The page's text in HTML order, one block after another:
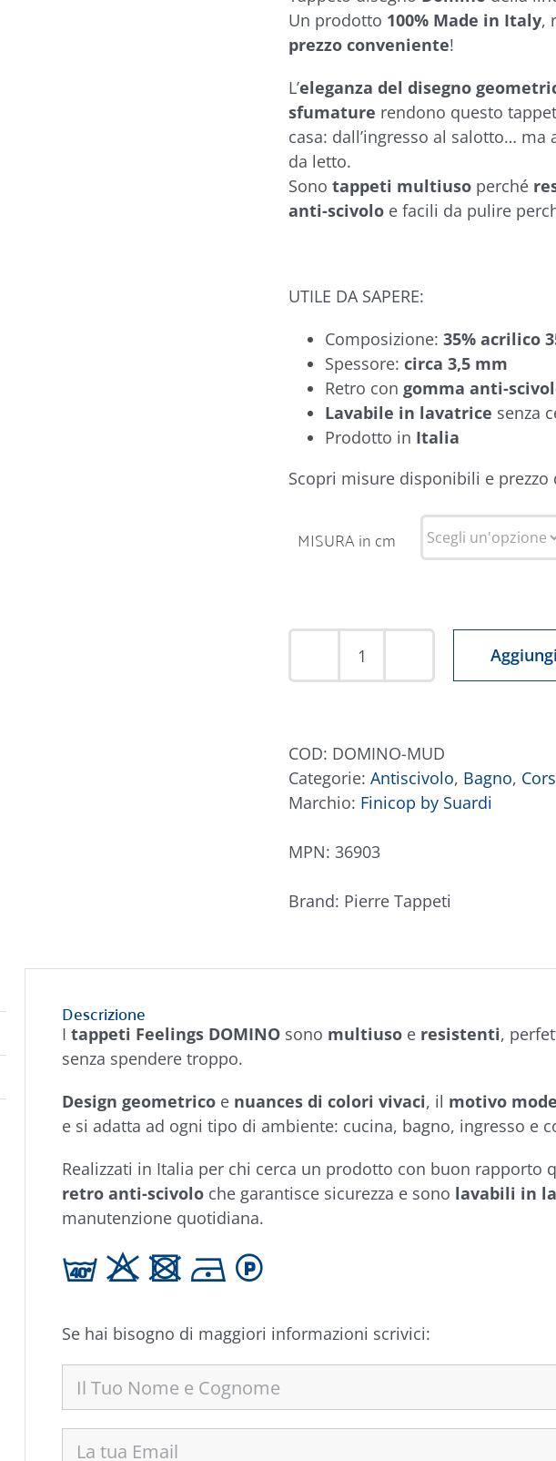
Un prodotto 100% Made in Italy,
prezzo conveniente!
L’eleganza del disegno
sfumature rendono questo
casa: dall’ingresso al salotto…
da letto.
Sono tappeti multiuso perché
anti-scivolo e facili da pulire
UTILE DA SAPERE:
Composizione: 35% acrilico
Spessore: circa 3,5 mm
Retro con gomma anti-
Lavabile in lavatrice senza
Prodotto in Italia
Scopri misure disponibili e
MISURA in cm
Tappeto
COD: DOMINO-MUD
Categorie: Antiscivolo, Bagno,
Marchio: Finicop by Suardi
MPN: 36903
Brand: Pierre Tappeti
Descrizione
I tappeti Feelings DOMINO sono multiusoe resistenti,
senza spendere troppo.
Design geometricoe nuances di colori vivaci, il motivo
e si adatta ad ogni tipo di ambiente: cucina, bagno, ingresso e
Realizzati in Italia per chi cerca un prodotto con buon rapporto
retro anti-scivoloche garantisce sicurezza e sono lavabili in
manutenzione quotidiana.
h H U D L
Se hai bisogno di maggiori informazioni scrivici: